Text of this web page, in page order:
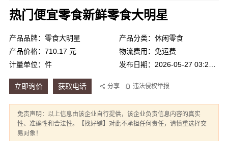
热门便宜零食新鲜零食大明星
产品品牌：零食大明星
产品分类：休闲零食
产品价格：710.17 元
物流费用：免运费
计量单位：件
立即询价 获取电话 分享 违法侵权举报
免责声明：以上信息由该企业自行提供，该企业负责信息内容的真实
性、准确性和合法性。【找好铺】对此不承担任何责任，请慎重选择交
易对象！